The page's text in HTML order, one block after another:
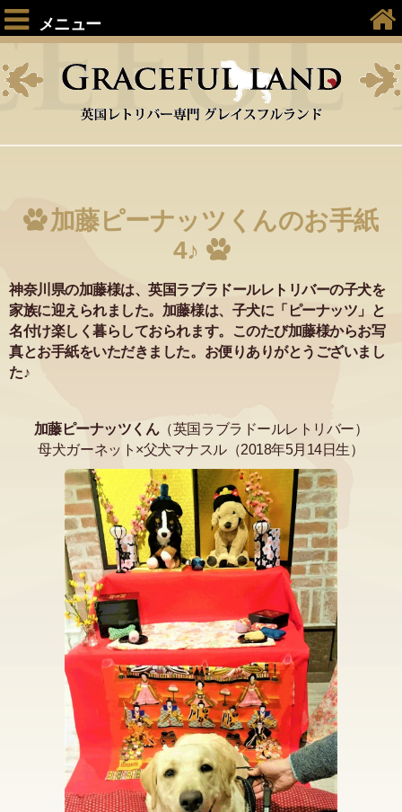
メニュー
加藤ピーナッツくんのお手紙
4♪
神奈川県の加藤様は、英国ラブラドールレトリバーの子犬を
家族に迎えられました。加藤様は、子犬に「ピーナッツ」と
名付け楽しく暮らしておられます。このたび加藤様からお写
真とお手紙をいただきました。お便りありがとうございまし
た♪
加藤ピーナッツくん（英国ラブラドールレトリバー）
母犬ガーネット×父犬マナスル（2018年5月14日生）